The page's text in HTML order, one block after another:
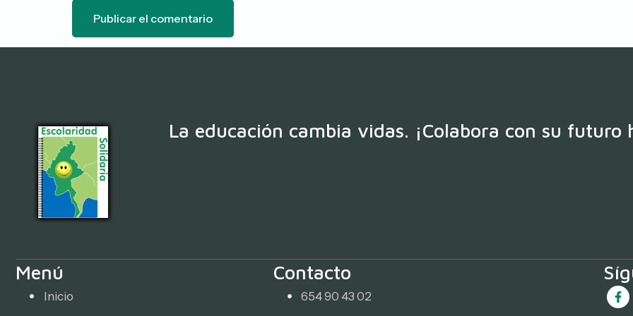
La educación cambia vidas. ¡Colabora con su futuro
Menú
Inicio
Contacto
654 90 43 02